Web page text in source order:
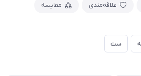
علاقه‌مندی مقایسه
ست